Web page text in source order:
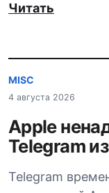
Читать
MISC
4 августа 2026
Apple
Telegram
Telegram